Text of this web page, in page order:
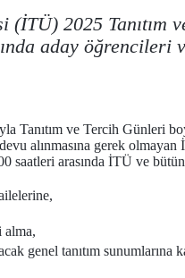
(İTÜ) 2025 Tanıtım
aday
Tanıtım ve Tercih Günleri
alınmasına gerek
saatleri arasında İTÜ ve
alma,
genel tanıtım sunumlarına